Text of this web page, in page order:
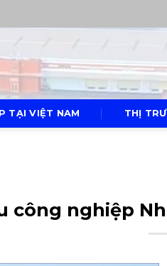
TẠI VIỆT NAM THỊ
công nghiệp